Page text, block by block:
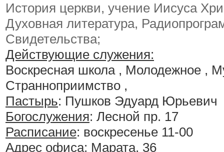
История церкви, учение Иисуса
Духовная литература,
Свидетельства;
Действующие служения:
Воскресная школа , Молодежное ,
Странноприимство ,
Пастырь: Пушков Эдуард Юрьевич
Богослужения: Лесной пр. 17
Расписание: воскресенье 11-00
Адрес офиса: Марата, 36